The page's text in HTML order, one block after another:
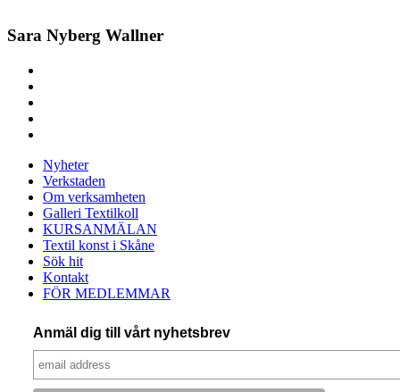
Sara Nyberg Wallner
Nyheter
Verkstaden
Om verksamheten
Galleri Textilkoll
KURSANMÄLAN
Textil konst i Skåne
Sök hit
Kontakt
FÖR MEDLEMMAR
Anmäl dig till vårt nyhetsbrev